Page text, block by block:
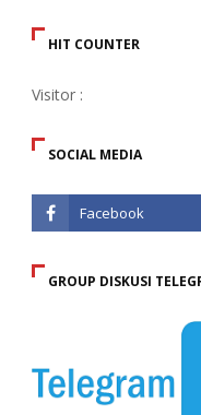
HIT COUNTER
Visitor :
SOCIAL MEDIA
GROUP DISKUSI